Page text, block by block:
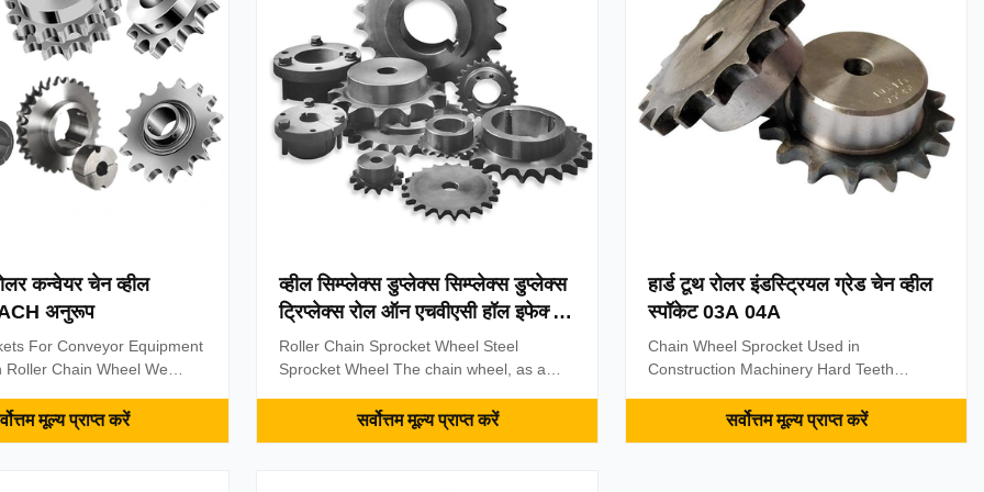
strict scientific quality
in accordance with
Steel, Stainless Steel,Aluminum, Copper,
Brass,42CrMo,40Cr,A3 and so on. 5. Bore
Pilot bore,
4. Bright surface and high precision 5.
Advanced heat treatment and surface
treatment
कन्वेयर चेन व्हील
अनुरूप
For Conveyor Equipment
Roller Chain Wheel We
sprocket, single hub, both
मूल्य प्राप्त करें
व्हील सिम्प्लेक्स डुप्लेक्स सिम्प्लेक्स डुप्लेक्स
ट्रिप्लेक्स रोल ऑन एचवीएसी हॉल इफेक्ट
टेक्नोलॉजी
Roller Chain Sprocket Wheel Steel
Sprocket Wheel The chain wheel, as a
tohold the chain links with a D-profile cross
सर्वोत्तम मूल्य प्राप्त करें
हार्ड टूथ रोलर इंडस्ट्रियल ग्रेड चेन व्हील
स्पॉकेट 03A 04A
Chain Wheel Sprocket Used in
Construction Machinery Hard Teeth
Roller Chain And Sprockets Feature:
सर्वोत्तम मूल्य प्राप्त करें